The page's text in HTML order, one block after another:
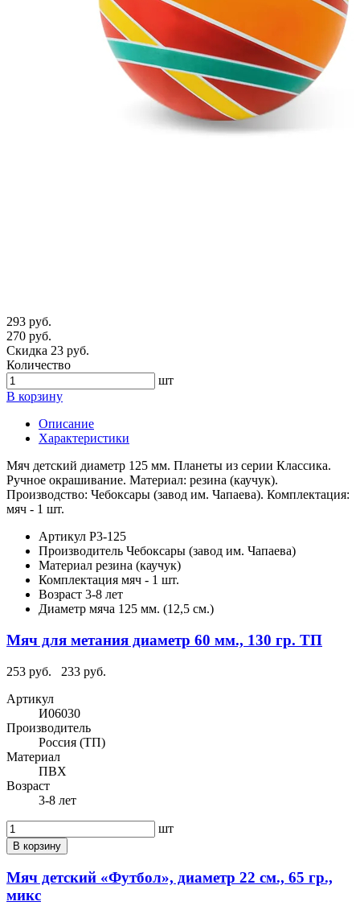
293 руб.
270 руб.
Скидка 23 руб.
Количество
шт
В корзину
Описание
Характеристики
Мяч детский диаметр 125 мм. Планеты из серии Классика.
Ручное окрашивание. Материал: резина (каучук).
Производство: Чебоксары (завод им. Чапаева). Комплектация:
мяч - 1 шт.
Артикул Р3-125
Производитель Чебоксары (завод им. Чапаева)
Материал резина (каучук)
Комплектация мяч - 1 шт.
Возраст 3-8 лет
Диаметр мяча 125 мм. (12,5 см.)
Мяч для метания диаметр 60 мм., 130 гр. ТП
253 руб.
233 руб.
Артикул
И06030
Производитель
Россия (ТП)
Материал
ПВХ
Возраст
3-8 лет
шт
В корзину
Мяч детский «Футбол», диаметр 22 см., 65 гр.,
микс